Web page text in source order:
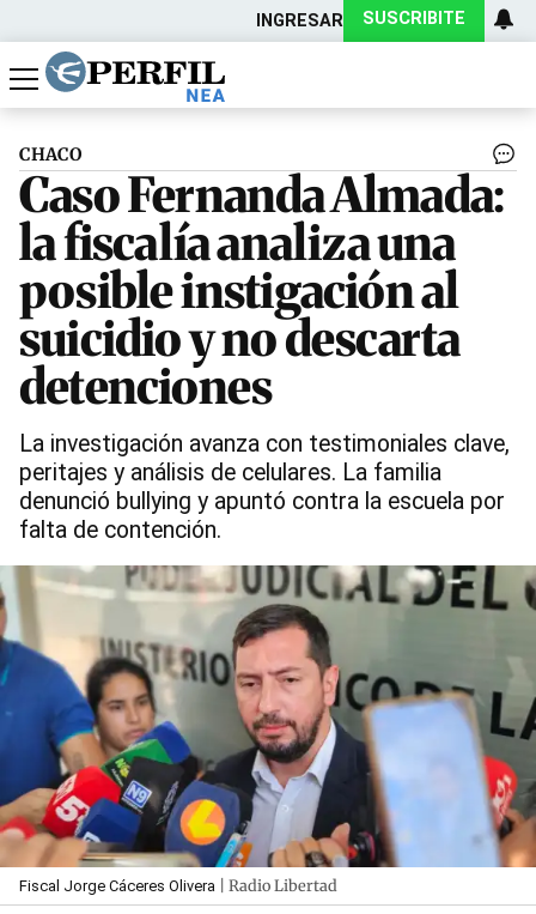
INGRESAR SUSCRIBITE
Política
Economía
Actualidad
CHACO
Caso Fernanda Almada:
la fiscalía analiza una
posible instigación al
suicidio y no descarta
detenciones
La investigación avanza con testimoniales clave,
peritajes y análisis de celulares. La familia
denunció bullying y apuntó contra la escuela por
falta de contención.
Fiscal Jorge Cáceres Olivera | Radio Libertad